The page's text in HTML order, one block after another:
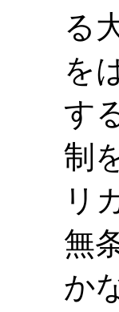
る
を
す
制
リ
無
か